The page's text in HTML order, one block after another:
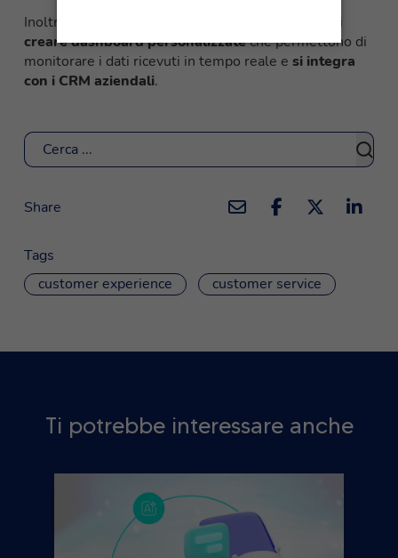
Inoltre, XCALLY dà la possibilità ai propri clienti di
creare dashboard personalizzateche permettono di
monitorare i dati ricevuti in tempo reale e si integra
con i CRM aziendali.
Cerca
Share
Tags
customer experience
customer service
Ti potrebbe interessare anche